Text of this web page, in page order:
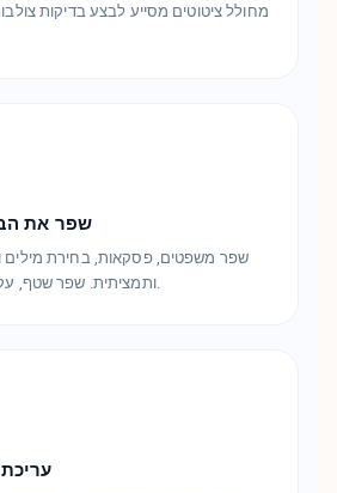
מחולל ציטוטים מסייע לבצע בדיקות
שפר את
שפר משפטים, פסקאות, בחירת מילים
ותמציתית. שפר שטף, עקביות וקריאות כללית.